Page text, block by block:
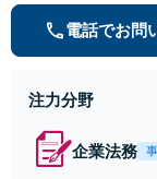
電話でお問
注力分野
企業法務